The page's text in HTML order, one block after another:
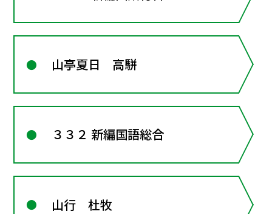
山亭夏日 高駢
３３２ 新編国語総合
山行 杜牧